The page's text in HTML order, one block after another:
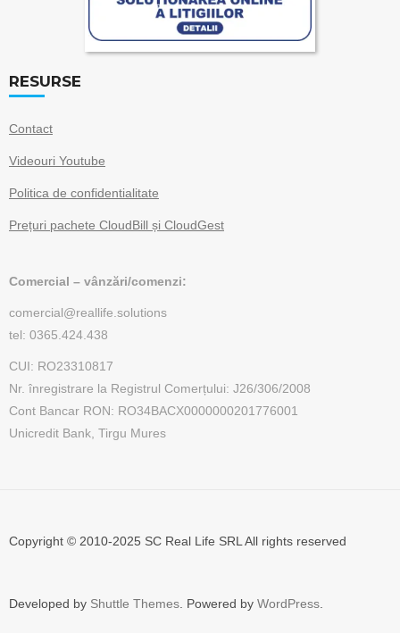
RESURSE
Contact
Videouri Youtube
Politica de confidentialitate
Prețuri pachete CloudBill și CloudGest
Comercial – vânzări/comenzi:
comercial@reallife.solutions
tel: 0365.424.438
CUI: RO23310817
Nr. înregistrare la Registrul Comerțului: J26/306/2008
Cont Bancar RON: RO34BACX0000000201776001
Unicredit Bank, Tirgu Mures
Copyright © 2010-2025 SC Real Life SRL All rights reserved
Developed by Shuttle Themes . Powered by WordPress